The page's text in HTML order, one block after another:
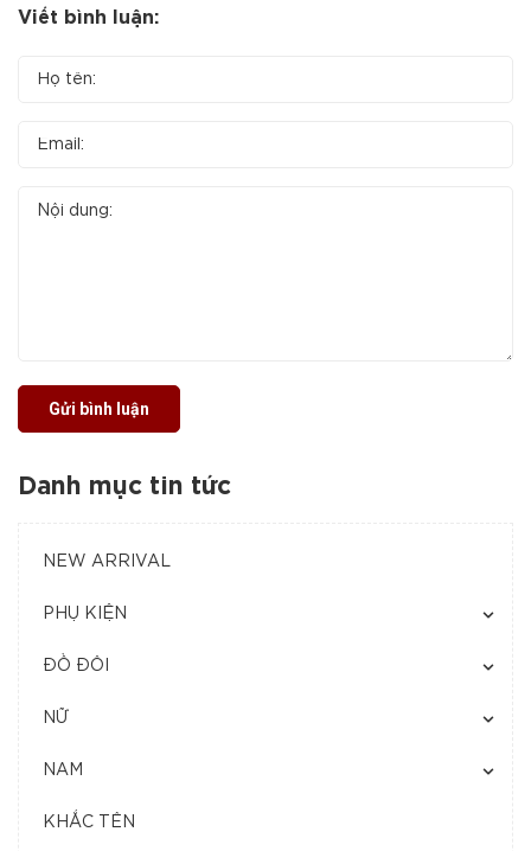
Viết bình luận:
Gửi bình luận
Danh mục tin tức
NEW ARRIVAL
PHỤ KIỆN
ĐỒ ĐÔI
NỮ
NAM
KHẮC TÊN